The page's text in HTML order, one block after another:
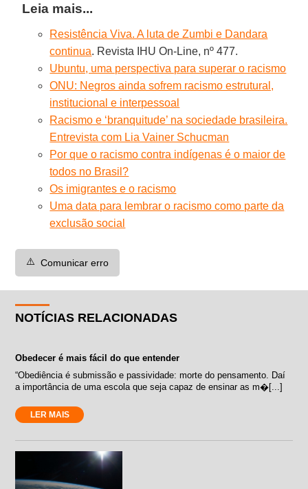
Leia mais...
Resistência Viva. A luta de Zumbi e Dandara
continua. Revista IHU On-Line, nº 477.
Ubuntu, uma perspectiva para superar o racismo
ONU: Negros ainda sofrem racismo estrutural,
institucional e interpessoal
Racismo e ‘branquitude’ na sociedade brasileira.
Entrevista com Lia Vainer Schucman
Por que o racismo contra indígenas é o maior de
todos no Brasil?
Os imigrantes e o racismo
Uma data para lembrar o racismo como parte da
exclusão social
⚠️ Comunicar erro
NOTÍCIAS RELACIONADAS
Obedecer é mais fácil do que entender
“Obediência é submissão e passividade: morte do pensamento. Daí
a importância de uma escola que seja capaz de ensinar as m�[...]
LER MAIS